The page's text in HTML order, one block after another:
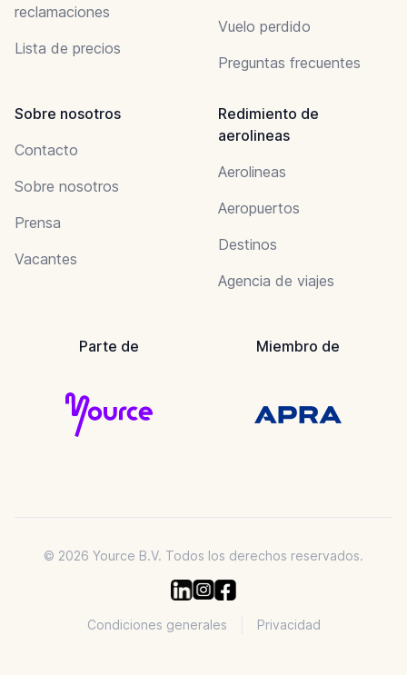
reclamaciones
Lista de precios
Vuelo perdido
Preguntas frecuentes
Sobre nosotros
Contacto
Sobre nosotros
Prensa
Vacantes
Redimiento de
aerolineas
Aerolineas
Aeropuertos
Destinos
Agencia de viajes
Parte de Miembro de
© 2026 Yource B.V. Todos los derechos reservados.
Condiciones generales Privacidad